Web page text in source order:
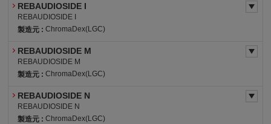
REBAUDIOSIDE I
REBAUDIOSIDE I
製造元 :ChromaDex(LGC)
REBAUDIOSIDE M
REBAUDIOSIDE M
製造元 :ChromaDex(LGC)
REBAUDIOSIDE N
REBAUDIOSIDE N
製造元 :ChromaDex(LGC)